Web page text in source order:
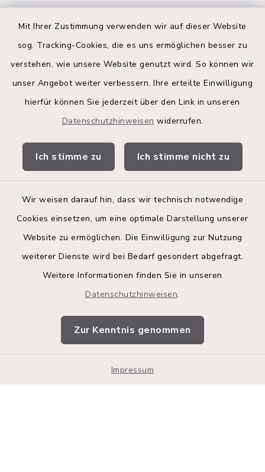
Mit Ihrer Zustimmung verwenden wir auf dieser Website
sog. Tracking-Cookies, die es uns ermöglichen besser zu
verstehen, wie unsere Website genutzt wird. So können wir
unser Angebot weiter verbessern. Ihre erteilte Einwilligung
hierfür können Sie jederzeit über den Link in unseren
Datenschutzhinweisen widerrufen.
Ich stimme zu Ich stimme nicht zu
Wir weisen darauf hin, dass wir technisch notwendige
Cookies einsetzen, um eine optimale Darstellung unserer
Website zu ermöglichen. Die Einwilligung zur Nutzung
weiterer Dienste wird bei Bedarf gesondert abgefragt.
Weitere Informationen finden Sie in unseren
Datenschutzhinweisen.
Zur Kenntnis genommen
Impressum
Quicklinks
Land Schleswig-Holstein
Kita-Portal
Bürgerinformationsbroschüre
Barrierefreiheit
Impressum
Sitemap